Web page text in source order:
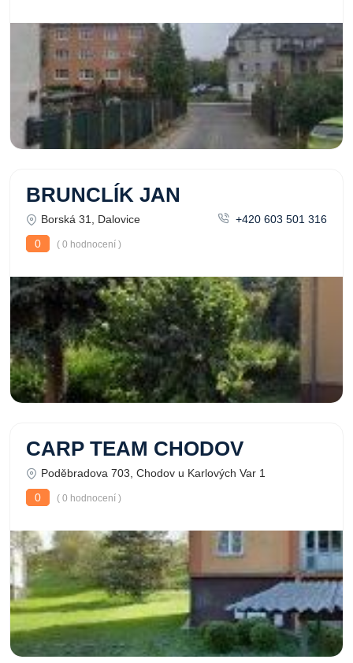
BRUNCLÍK JAN
Borská 31, Dalovice
+420 603 501 316
0
( 0 hodnocení )
CARP TEAM CHODOV
Poděbradova 703, Chodov u Karlových Var 1
0
( 0 hodnocení )